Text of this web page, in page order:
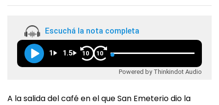
Escuchá la nota completa
1 1.5 10 10
Powered by Thinkindot Audio
A la salida del café en el que San Emeterio dio la